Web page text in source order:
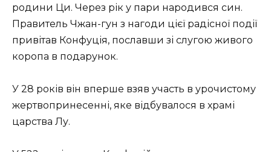
родини Ци. Через рік у пари народився син.
Правитель Чжан-гун з нагоди цієї радісної події
привітав Конфуція, пославши зі слугою живого
коропа в подарунок.
У 28 років він вперше взяв участь в урочистому
жертвопринесенні, яке відбувалося в храмі
царства Лу.